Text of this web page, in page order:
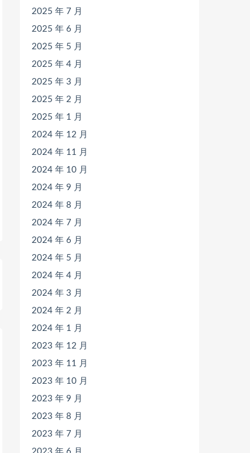
2025 年 7 月
2025 年 6 月
2025 年 5 月
2025 年 4 月
2025 年 3 月
2025 年 2 月
2025 年 1 月
2024 年 12 月
2024 年 11 月
2024 年 10 月
2024 年 9 月
2024 年 8 月
2024 年 7 月
2024 年 6 月
2024 年 5 月
2024 年 4 月
2024 年 3 月
2024 年 2 月
2024 年 1 月
2023 年 12 月
2023 年 11 月
2023 年 10 月
2023 年 9 月
2023 年 8 月
2023 年 7 月